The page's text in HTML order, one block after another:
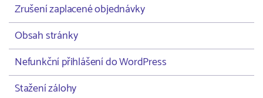
Zrušení zaplacené objednávky
Obsah stránky
Nefunkční přihlášení do WordPress
Stažení zálohy